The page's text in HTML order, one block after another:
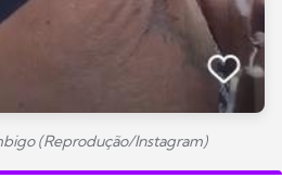
(Reprodução/Instagram)